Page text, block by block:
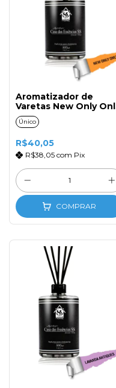
Aromatizador de
Varetas New Only
500ml com Tampa e
Varetas de Fibra
Único
R$40,05
R$38,05 com Pix
COMPRAR